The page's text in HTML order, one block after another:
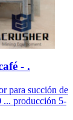
- .
para succión de
... producción 5-